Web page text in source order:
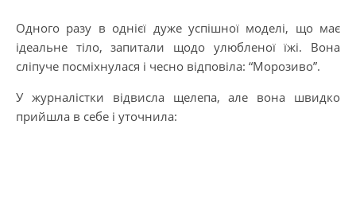
Одного разу в однієї дуже успішної моделі, що має
ідеальне тіло, запитали щодо улюбленої їжі. Вона
сліпуче посміхнулася і чесно відповіла: “Морозиво”.
У журналістки відвисла щелепа, але вона швидко
прийшла в себе і уточнила: